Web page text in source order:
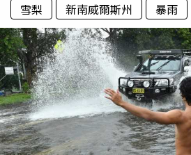
雪梨 新南威爾斯州 暴雨